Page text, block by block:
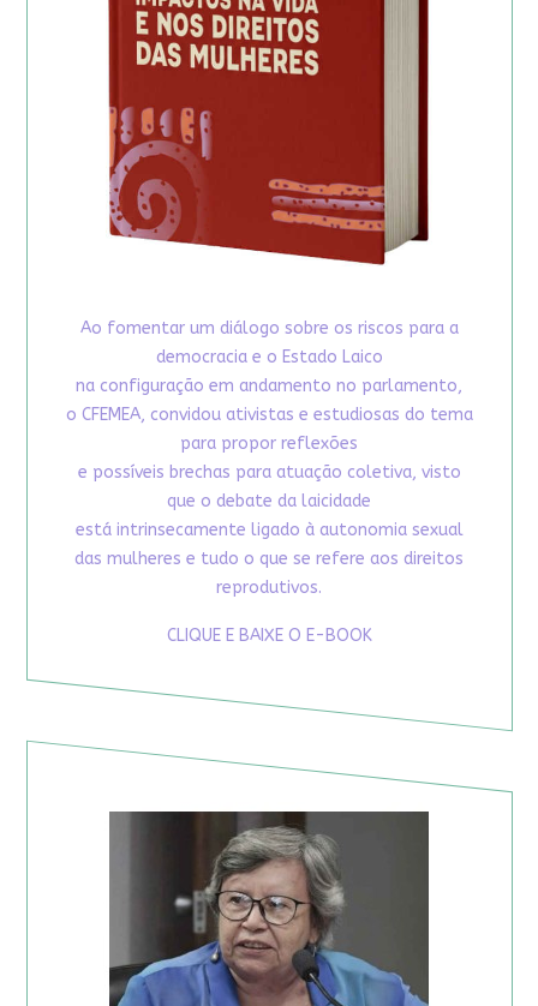
Ao fomentar um diálogo sobre os riscos para a
democracia e o Estado Laico
na configuração em andamento no parlamento,
o CFEMEA, convidou ativistas e estudiosas do tema
para propor reflexões
e possíveis brechas para atuação coletiva, visto
que o debate da laicidade
está intrinsecamente ligado à autonomia sexual
das mulheres e tudo o que se refere aos direitos
reprodutivos.
CLIQUE E BAIXE O E-BOOK